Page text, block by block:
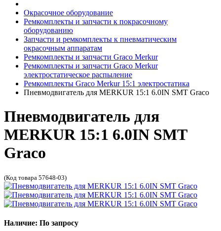
Окрасочное оборудование
Ремкомплекты и запчасти к покрасочному
оборудованию
Запчасти и ремкомплекты к пневматическим
окрасочным аппаратам
Ремкомплекты и запчасти Graco Merkur
Ремкомплекты и запчасти Graco Merkur
электростатическое распыление
Ремкомплекты Graco Merkur 15:1 электростатика
Пневмодвигатель для MERKUR 15:1 6.0IN SMT Graco
Пневмодвигатель для
MERKUR 15:1 6.0IN SMT
Graco
(Код товара 57648-03)
Наличие: По запросу